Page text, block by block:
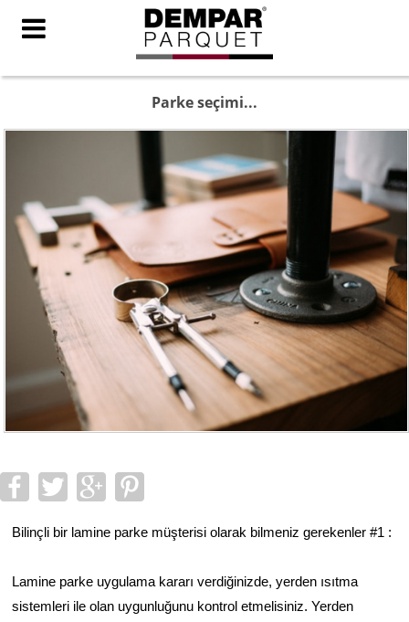
Parke seçimi...
Bilinçli bir lamine parke müşterisi olarak bilmeniz gerekenler #1 :
Lamine parke uygulama kararı verdiğinizde, yerden ısıtma
sistemleri ile olan uygunluğunu kontrol etmelisiniz. Yerden